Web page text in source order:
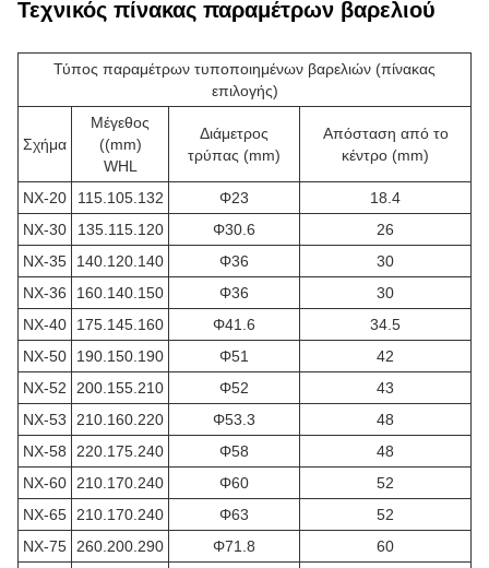
Τεχνικός πίνακας παραμέτρων βαρελιού
Τύπος παραμέτρων τυποποιημένων βαρελιών (πίνακας
επιλογής)
Σχήμα
Μέγεθος
((mm)
WHL
Διάμετρος
τρύπας (mm)
Απόσταση από το
κέντρο (mm)
NX-20 115.105.132 Φ23
18.4
NX-30
135.115.120 Φ30.6
26
NX-35
140.120.140 Φ36
30
NX-36
160.140.150 Φ36
30
NX-40
175.145.160 Φ41.6
34.5
NX-50
190.150.190 Φ51
42
NX-52
200.155.210 Φ52
43
NX-53
210.160.220 Φ53.3
48
NX-58
220.175.240 Φ58
48
NX-60 210.170.240 Φ60
52
NX-65 210.170.240 Φ63
52
NX-75 260.200.290 Φ71.8
60